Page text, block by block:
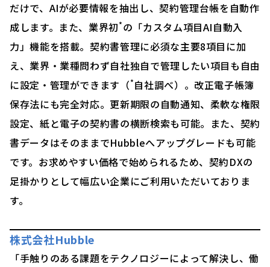
だけで、AIが必要情報を抽出し、契約管理台帳を自動作
成します。また、業界初*の「カスタム項目AI自動入
力」機能を搭載。契約書管理に必須な主要8項目に加
え、業界・業種問わず自社独自で管理したい項目も自由
に設定・管理ができます（*自社調べ）。改正電子帳簿
保存法にも完全対応。更新期限の自動通知、柔軟な権限
設定、紙と電子の契約書の横断検索も可能。また、契約
書データはそのままでHubbleへアップグレードも可能
です。お求めやすい価格で始められるため、契約DXの
足掛かりとして幅広い企業にご利用いただいておりま
す。
株式会社Hubble
「手触りのある課題をテクノロジーによって解決し、働